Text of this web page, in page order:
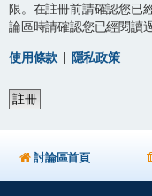
限。在註冊前請確認您已
論區時請確認您已經閱讀
使用條款 | 隱私政策
註冊
討論區首頁